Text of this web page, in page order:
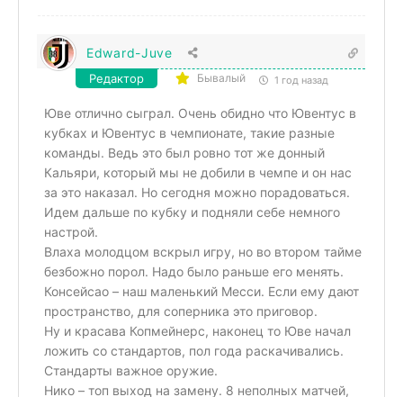
Edward-Juve
Редактор Бывалый 1 год назад
Юве отлично сыграл. Очень обидно что Ювентус в
кубках и Ювентус в чемпионате, такие разные
команды. Ведь это был ровно тот же донный
Кальяри, который мы не добили в чемпе и он нас
за это наказал. Но сегодня можно порадоваться.
Идем дальше по кубку и подняли себе немного
настрой.
Влаха молодцом вскрыл игру, но во втором тайме
безбожно порол. Надо было раньше его менять.
Консейсао – наш маленький Месси. Если ему дают
пространство, для соперника это приговор.
Ну и красава Копмейнерс, наконец то Юве начал
ложить со стандартов, пол года раскачивались.
Стандарты важное оружие.
Нико – топ выход на замену. 8 неполных матчей,